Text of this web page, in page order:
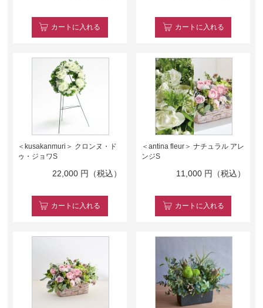
カート に入れる カート に入れる
＜kusakanmuri＞ クロンヌ・ド
ゥ・ジョワS
22,000 円（税込）
カート に入れる
＜antina fleur＞ ナチュラル アレ
ンジS
11,000 円（税込）
カート に入れる